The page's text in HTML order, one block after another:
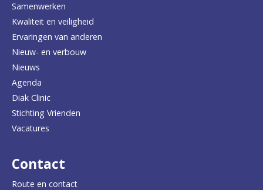
r
u
g
n
a
a
d
e
Samenwerken
Kwaliteit en veiligheid
Ervaringen van anderen
Nieuw- en verbouw
Nieuws
Agenda
Diak Clinic
Stichting Vrienden
Vacatures
Contact
Route en contact